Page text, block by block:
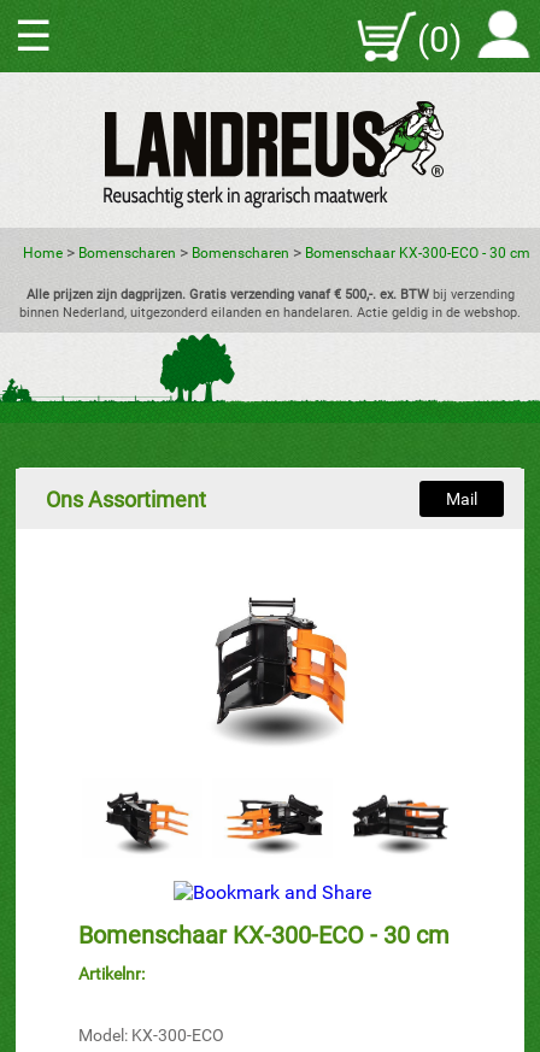
☰ (0)
Home> Bomenscharen > Bomenscharen > Bomenschaar KX-300-ECO - 30 cm
Alle prijzen zijn dagprijzen. Gratis verzending vanaf € 500,-. ex. BTWbij verzending
binnen Nederland, uitgezonderd eilanden en handelaren. Actie geldig in de webshop.
Ons Assortiment Mail
Bomenschaar KX-300-ECO - 30 cm
Artikelnr:
Model: KX-300-ECO